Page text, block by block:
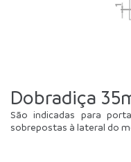
Dobradiça
São indicadas para
sobrepostas à lateral do